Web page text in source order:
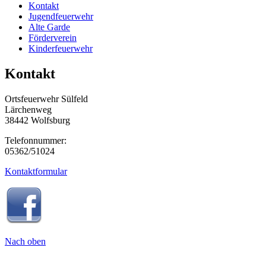
Kontakt
Jugendfeuerwehr
Alte Garde
Förderverein
Kinderfeuerwehr
Kontakt
Ortsfeuerwehr Sülfeld
Lärchenweg
38442 Wolfsburg
Telefonnummer:
05362/51024
Kontaktformular
Nach oben